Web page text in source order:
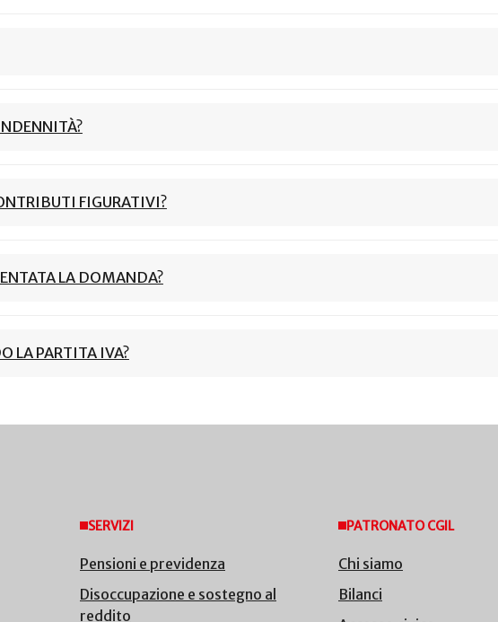
FIGURATIVI?
LA DOMANDA?
LA PARTITA IVA?
SERVIZI
Pensioni e previdenza
Disoccupazione e sostegno al
reddito
PATRONATO CGIL
Chi siamo
Bilanci